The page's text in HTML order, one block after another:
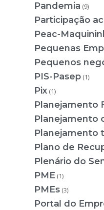
Pandemia (9)
Participação
Peac-
Pequenas
Pequenos
PIS-Pasep (1)
Pix (1)
Planejamento
Planejamento
Planejamento
Plano de
Plenário do
PME (1)
PMEs (3)
Portal do